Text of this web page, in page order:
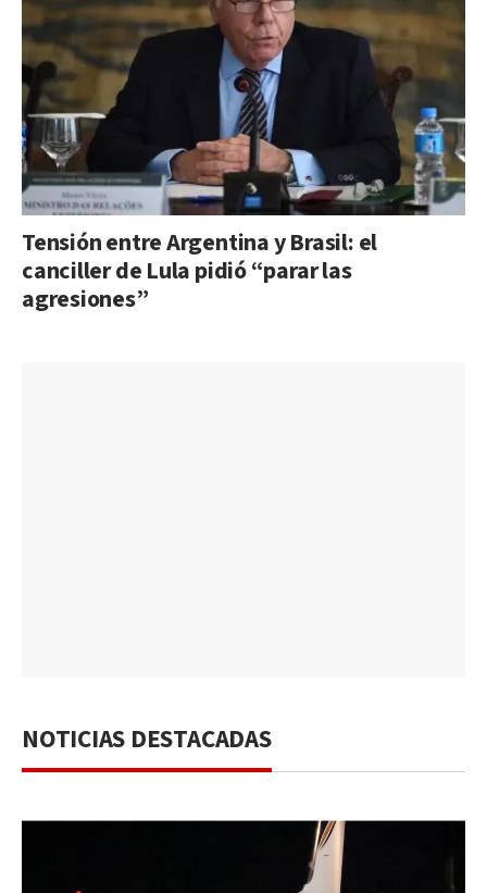
Tensión entre Argentina y Brasil: el
canciller de Lula pidió “parar las
agresiones”
NOTICIAS DESTACADAS